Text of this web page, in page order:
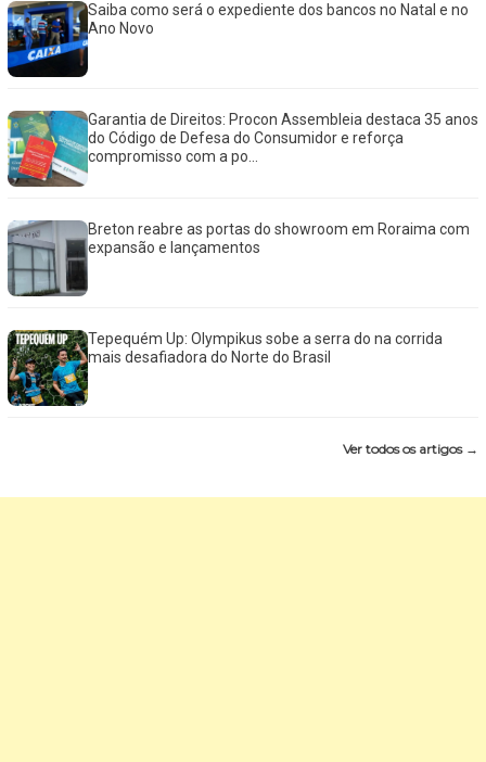
Saiba como será o expediente dos bancos no Natal e no
Ano Novo
Garantia de Direitos: Procon Assembleia destaca 35 anos
do Código de Defesa do Consumidor e reforça
compromisso com a po...
Breton reabre as portas do showroom em Roraima com
expansão e lançamentos
Tepequém Up: Olympikus sobe a serra do na corrida
mais desafiadora do Norte do Brasil
Ver todos os artigos →